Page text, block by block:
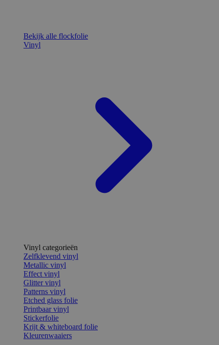
Bekijk alle flockfolie
Vinyl
Vinyl categorieën
Zelfklevend vinyl
Metallic vinyl
Effect vinyl
Glitter vinyl
Patterns vinyl
Etched glass folie
Printbaar vinyl
Stickerfolie
Krijt & whiteboard folie
Kleurenwaaiers